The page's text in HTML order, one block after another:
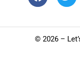
© 2026 –